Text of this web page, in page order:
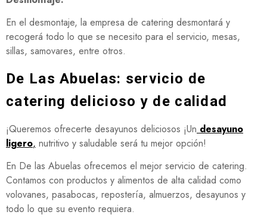
En el desmontaje, la empresa de catering desmontará y
recogerá todo lo que se necesito para el servicio, mesas,
sillas, samovares, entre otros.
De Las Abuelas: servicio de
catering delicioso y de calidad
¡Queremos ofrecerte desayunos deliciosos ¡Un desayuno
ligero, nutritivo y saludable será tu mejor opción!
En De las Abuelas ofrecemos el mejor servicio de catering.
Contamos con productos y alimentos de alta calidad como
volovanes, pasabocas, repostería, almuerzos, desayunos y
todo lo que su evento requiera.